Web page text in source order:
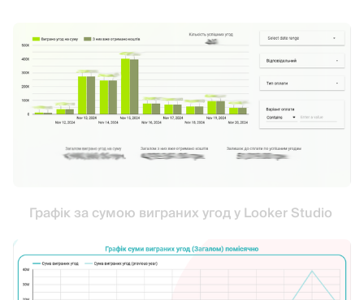
Графік за сумою виграних угод у Looker Studio